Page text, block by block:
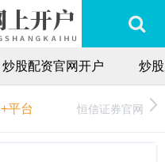
炒股配资官网开户 炒
+平台 恒信证券官网